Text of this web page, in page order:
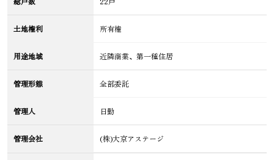
土地権利 所有権
用途地域 近隣商業、第一種住居
管理形態 全部委託
管理人 日勤
管理会社 (株)大京アステージ